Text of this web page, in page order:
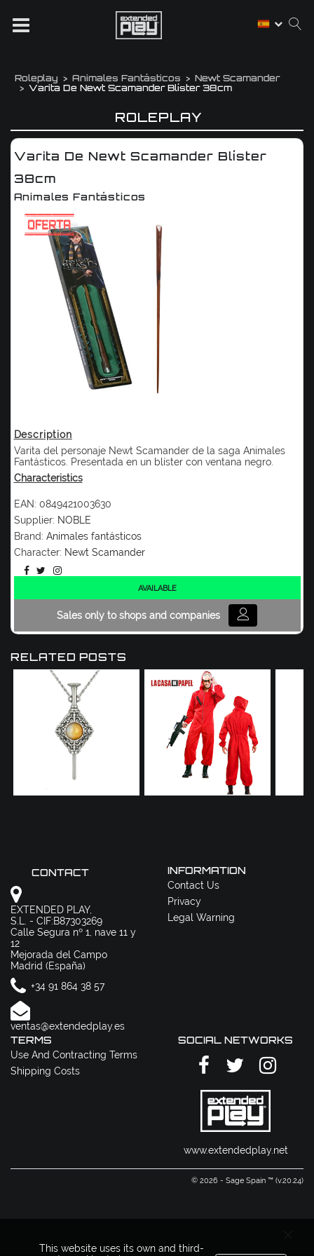
Roleplay Animales Fantásticos
Newt Scamander
Varita De Newt Scamander Blíster 38cm
ROLEPLAY
Varita De Newt Scamander Blíster
38cm
Animales Fantásticos
Description
Varita del personaje Newt Scamander de la saga Animales
Fantásticos. Presentada en un blíster con ventana negro.
Characteristics
EAN: 0849421003630
Supplier: NOBLE
Brand: Animales fantásticos
Character: Newt Scamander
AVAILABLE
Sales only to shops and companies
RELATED POSTS
CONTACT
EXTENDED PLAY,
S.L. - CIF:B87303269
Calle Segura nº 1, nave 11 y
12
Mejorada del Campo
Madrid (España)
+34 91 864 38 57
ventas@extendedplay.es
INFORMATION
Contact Us
Privacy
Legal Warning
TERMS
Use And Contracting Terms
Shipping Costs
SOCIAL NETWORKS
www.extendedplay.net
© 2026 - Sage Spain ™ (v.20.24)
This website uses its own and third-